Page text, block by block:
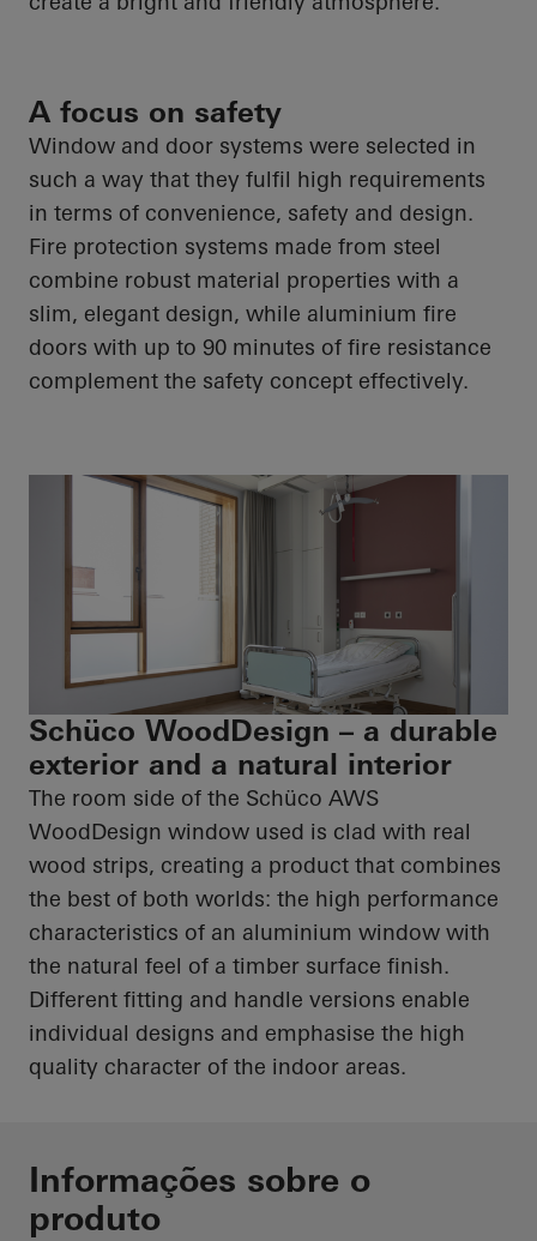
A focus on safety
Window and door systems were selected in
such a way that they fulfil high requirements
in terms of convenience, safety and design.
Fire protection systems made from steel
combine robust material properties with a
slim, elegant design, while aluminium fire
doors with up to 90 minutes of fire resistance
complement the safety concept effectively.
Schüco WoodDesign – a durable
exterior and a natural interior
The room side of the Schüco AWS
WoodDesign window used is clad with real
wood strips, creating a product that combines
the best of both worlds: the high performance
characteristics of an aluminium window with
the natural feel of a timber surface finish.
Different fitting and handle versions enable
individual designs and emphasise the high
quality character of the indoor areas.
Informações sobre o
produto